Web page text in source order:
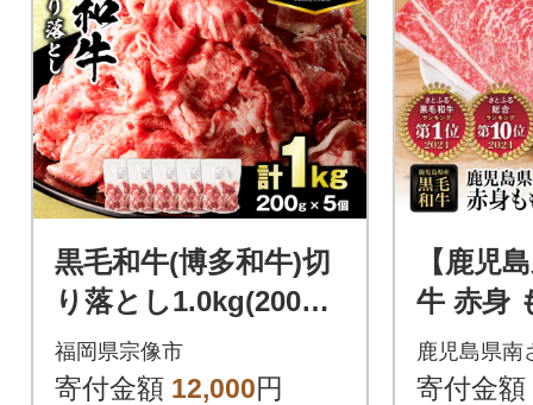
黒毛和牛(博多和牛)切
り落とし1.0kg(200g×
5パック)【伊豆丸商
店】_HA1511
福岡県宗像市
寄付金額 12,000円
【鹿児
牛 赤身
600g す
スター
鹿児島県南
寄付金額